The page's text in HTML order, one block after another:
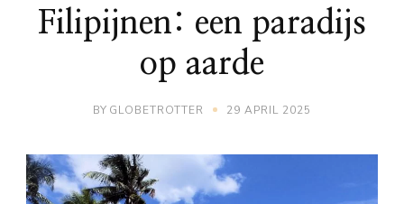
Filipijnen: een paradijs
op aarde
BY GLOBETROTTER 29 APRIL 2025